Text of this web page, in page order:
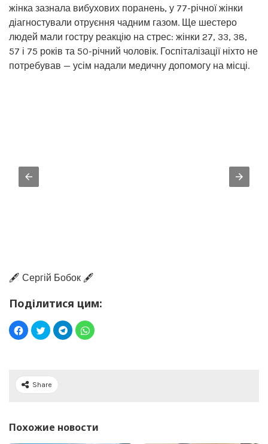
жінка зазнала вибухових поранень, у 77-річної жінки
діагностували отруєння чадним газом. Ще шестеро
людей мали гостру реакцію на стрес: жінки 27, 33, 38,
57 і 75 років та 50-річний чоловік. Госпіталізації ніхто не
потребував — усім надали медичну допомогу на місці.
🖋️ Сергій Бобок 🖋️
Поділитися цим:
Share
Похожие новости